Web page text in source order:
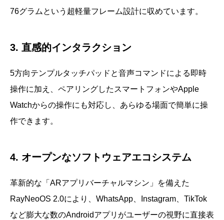
76グラムという超軽量フレーム設計に収めています。
3. 直感的インタラクション
5方向テンプルタッチパッドと音声コマンドによる即時
操作に加え、ペアリングしたスマートフォンやApple
Watchからの操作にも対応し、あらゆる場面で簡単に操
作できます。
4. オープンなソフトウェアエコシステム
革新的な「ARアプリバーチャルマシン」を備えた
RayNeoOS 2.0により、WhatsApp、Instagram、TikTok
など膨大な数のAndroidアプリがユーザーの視野に直接表